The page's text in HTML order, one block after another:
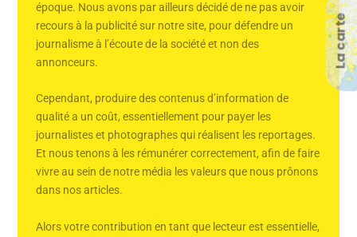
La carte
époque. Nous avons par ailleurs décidé de ne pas avoir
recours à la publicité sur notre site, pour défendre un
journalisme à l’écoute de la société et non des
annonceurs.
Cependant, produire des contenus d’information de
qualité a un coût, essentiellement pour payer les
journalistes et photographes qui réalisent les reportages.
Et nous tenons à les rémunérer correctement, afin de faire
vivre au sein de notre média les valeurs que nous prônons
dans nos articles.
Alors votre contribution en tant que lecteur est essentielle,